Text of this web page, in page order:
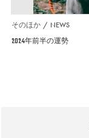
そのほか NEWS
2024年前半の運勢